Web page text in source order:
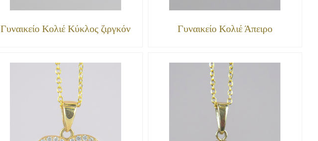
Γυναικείο Κολιέ Κύκλος ζιργκόν Γυναικείο Κολιέ Άπειρο